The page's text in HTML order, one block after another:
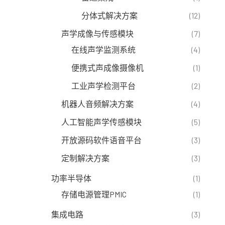
分体式解决方案
(12)
声学成像与传感模块
(7)
在线声学监测系统
(4)
便携式声成像摄像机
(1)
工业声学检测平台
(2)
机器人音频解决方案
(4)
人工智能声学传感模块
(5)
开放源码软件语音平台
(3)
定制解决方案
(3)
功率半导体
(1)
存储电源管理PMIC
(1)
集成电路
(3)